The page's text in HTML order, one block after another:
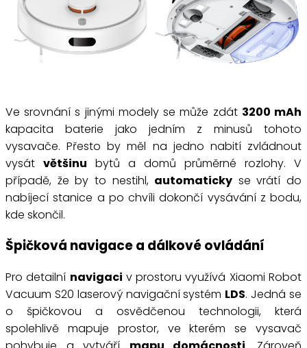
Ve srovnání s jinými modely se může zdát 3200 mAh
kapacita baterie jako jedním z minusů tohoto
vysavače. Přesto by měl na jedno nabití zvládnout
vysát většinu bytů a domů průměrné rozlohy. V
případě, že by to nestihl, automaticky se vrátí do
nabíjecí stanice a po chvíli dokončí vysávání z bodu,
kde skončil.
Špičková navigace a dálkové ovládání
Pro detailní navigaci v prostoru využívá Xiaomi Robot
Vacuum S20 laserový navigační systém LDS. Jedná se
o špičkovou a osvědčenou technologii, která
spolehlivě mapuje prostor, ve kterém se vysavač